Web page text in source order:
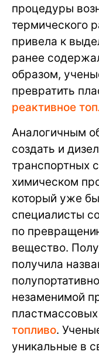
процедуры
термического
привела к
ранее
образом,
превратить
реактивное
Аналогичным
создать и
транспортных
химическом
который уже
специалисты
по
вещество.
получила
незаменимой
топливо.
уникальные в